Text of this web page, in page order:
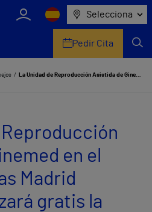
Selecciona
Pedir Cita
La Unidad de Reproducción Asistida de Ginemed en el Hospital Vithas Madrid Aravaca realizará gratis la preservación de fertilidad a las mujeres menores de 22 años
Reproducción
en el
Madrid
gratis la